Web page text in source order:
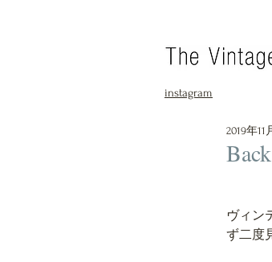
instagram
2019年11
ヴィン
ず二度